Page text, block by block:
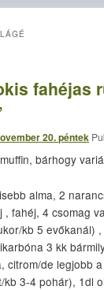
fahéjas
20. péntek
bárhogy
alma, 2
, fahéj, 4 csomag
kb 5 evőkanál)
3 kk
citrom/de legjobb
kb 3-4 pohár), 1dl